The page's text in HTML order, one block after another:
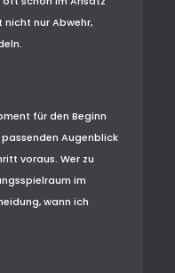
nur Abwehr,
für den Beginn
passenden Augenblick
voraus. Wer zu
im
wann ich